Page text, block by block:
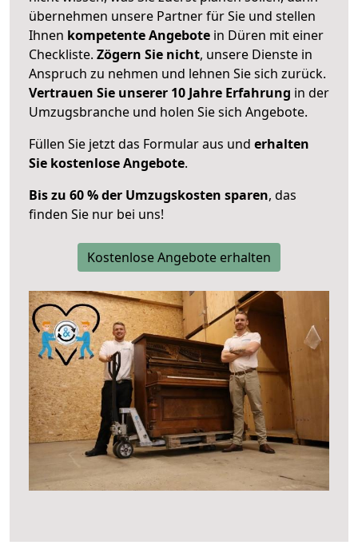
übernehmen unsere Partner für Sie und stellen
Ihnen kompetente Angebote in Düren mit einer
Checkliste. Zögern Sie nicht, unsere Dienste in
Anspruch zu nehmen und lehnen Sie sich zurück.
Vertrauen Sie unserer 10 Jahre Erfahrung in der
Umzugsbranche und holen Sie sich Angebote.
Füllen Sie jetzt das Formular aus und erhalten
Sie kostenlose Angebote.
Bis zu 60 % der Umzugskosten sparen, das
finden Sie nur bei uns!
Kostenlose Angebote erhalten